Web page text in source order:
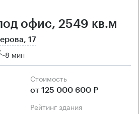
офис, 2549 кв.м
17
~8 мин
Cтоимость
от 125 000 600 ₽
рейтинг здания